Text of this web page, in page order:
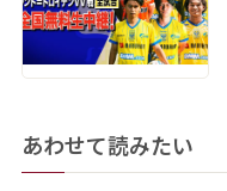
あわせて読みたい